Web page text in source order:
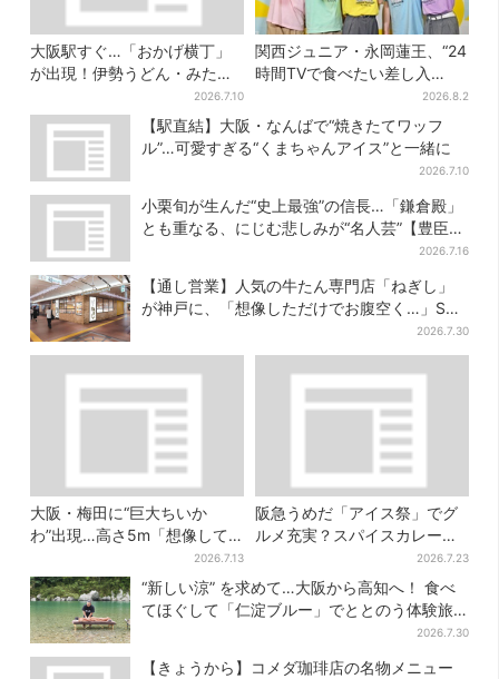
大阪駅すぐ…「おかげ横丁」
が出現！伊勢うどん・みたら
しだんご・かき氷など、名物
グルメが集結
2026.7.10
関西ジュニア・永岡蓮王、“24
時間TVで食べたい差し入
れ”は？「キッチンカーが良い
です！」会場沸く
2026.8.2
【駅直結】大阪・なんばで“焼きたてワッフ
ル”…可愛すぎる“くまちゃんアイス”と一緒に
2026.7.10
小栗旬が生んだ“史上最強”の信長…「鎌倉殿」
とも重なる、にじむ悲しみが“名人芸”【豊臣兄
2026.7.16
【通し営業】人気の牛たん専門店「ねぎし」
が神戸に、「想像しただけでお腹空く…」SNS
2026.7.30
大阪・梅田に“巨大ちいか
わ”出現…高さ5m「想像して
たより結構デカい」「ちい
さ…くはない」
2026.7.13
阪急うめだ「アイス祭」でグ
ルメ充実？スパイスカレー・
ピザ・ポテト…“しょっぱいも
の食べたい”が叶う
2026.7.23
“新しい涼” を求めて…大阪から高知へ！ 食べ
てほぐして「仁淀ブルー」でととのう体験旅
2026.7.30
【きょうから】コメダ珈琲店の名物メニュー